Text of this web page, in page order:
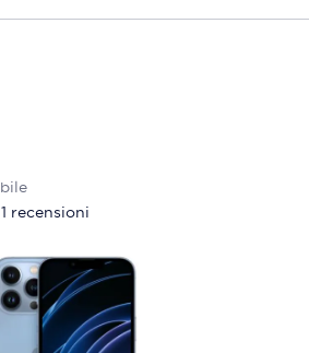
1 recensioni